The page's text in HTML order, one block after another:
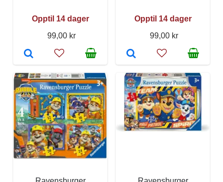
Opptil 14 dager
99,00 kr
Opptil 14 dager
99,00 kr